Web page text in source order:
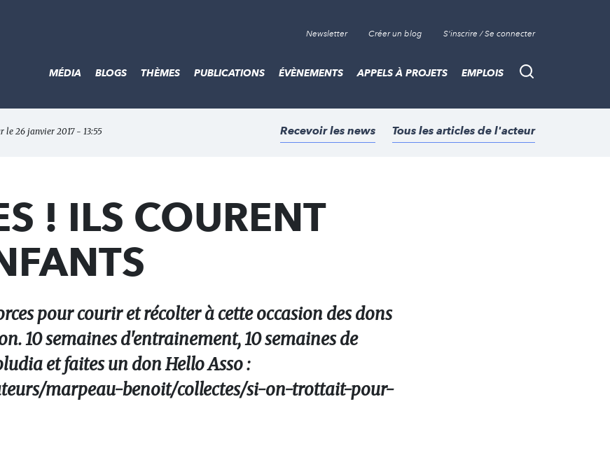
Newsletter Créer un blog S'inscrire / Se connecter
Recherche
MÉDIA BLOGS THÈMES PUBLICATIONS ÉVÈNEMENTS APPELS À PROJETS EMPLOIS
le 26 janvier 2017 - 13:55 Recevoir les news Tous les articles de l'acteur
! ILS COURENT
pour courir et récolter à cette occasion des dons
10 semaines d'entrainement, 10 semaines de
et faites un don Hello Asso :
marpeau-benoit/collectes/si-on-trottait-pour-